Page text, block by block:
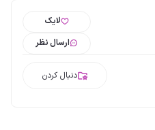
لایک
ارسال نظر
دنبال کردن